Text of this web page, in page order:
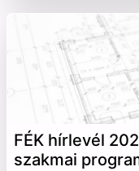
FÉK hírlevél
szakmai